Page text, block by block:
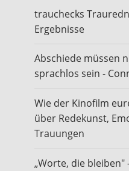
trauchecks
Ergebnisse
Abschiede müssen
sprachlos sein -
Wie der Kinofilm
über Redekunst,
Trauungen
„Worte, die bleiben"